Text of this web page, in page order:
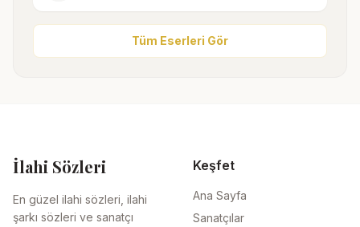
Tüm Eserleri Gör
İlahi Sözleri
En güzel ilahi sözleri, ilahi
şarkı sözleri ve sanatçı
Keşfet
Ana Sayfa
Sanatçılar